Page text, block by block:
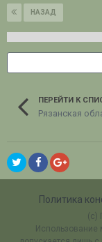
НАЗАД
ПЕРЕЙТИ К
Рязанская
Политика
(c)